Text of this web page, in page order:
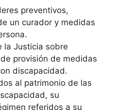
preventivos,
un curador y medidas
la Justicia sobre
provisión de medidas
discapacidad.
al patrimonio de las
su
referidos a su